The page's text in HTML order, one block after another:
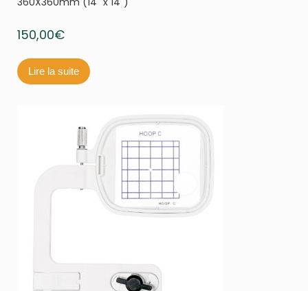
150,00€
Lire la suite